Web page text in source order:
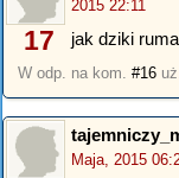
17
2015 22:11
jak dziki
W odp. na kom. #16
Maja, 2015